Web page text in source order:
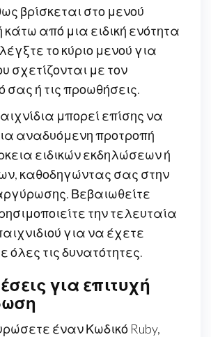
βρίσκεται στο μενού
κάτω από μια ειδική ενότητα
το κύριο μενού για
σχετίζονται με τον
ή τις προωθήσεις.
μπορεί επίσης να
αναδυόμενη προτροπή
ειδικών εκδηλώσεων ή
καθοδηγώντας σας στην
Βεβαιωθείτε
την τελευταία
για να έχετε
όλες τις δυνατότητες.
για επιτυχή
έναν Κωδικό Ruby,